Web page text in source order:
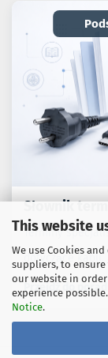
This website
We use Cookies
suppliers, to
our website in
experience
Notice.
Słownik
Terminy
dotyczące kabli,
Przejdź do